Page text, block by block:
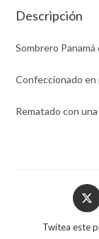
Descripción
Sombrero Panamá
Confeccionado en
Rematado con
in
Twitea este